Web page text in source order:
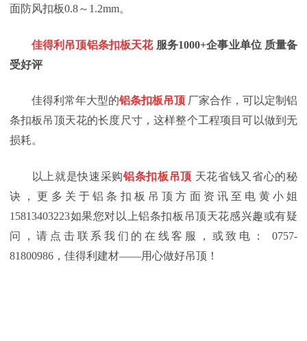
面防风扣板0.8～1.2mm。
佳得利吊顶铝条扣板天花 服务1000+企事业单位 质量备
受好评
佳得利常年大型的铝条扣板吊顶 厂家合作，可以定制铝
条扣板吊顶天花的长度尺寸，这样整个工程项目可以做到无
损耗。
以上就是快速采购铝条扣板吊顶 天花省钱又省心的秘
诀，更多关于铝条扣板吊顶方面资讯至电黄小姐
15813403223如果您对以上铝条扣板吊顶天花感兴趣或有疑
问，请点击联系我们的在线客服，或致电：
0757-
81800986，佳得利建材——用心做好吊顶！